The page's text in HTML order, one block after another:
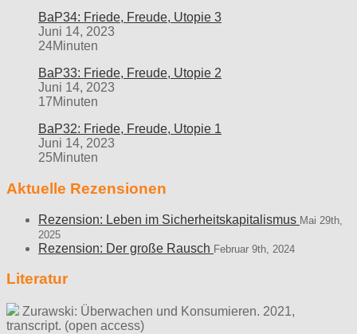
BaP34: Friede, Freude, Utopie 3
Juni 14, 2023
24Minuten
BaP33: Friede, Freude, Utopie 2
Juni 14, 2023
17Minuten
BaP32: Friede, Freude, Utopie 1
Juni 14, 2023
25Minuten
Aktuelle Rezensionen
Rezension: Leben im Sicherheitskapitalismus Mai 29th,
2025
Rezension: Der große Rausch Februar 9th, 2024
Literatur
Zurawski: Überwachen und Konsumieren. 2021,
transcript. (open access)